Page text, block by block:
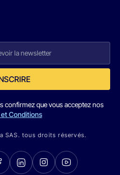
confirmez que vous acceptez nos
Conditions
SAS. tous droits réservés.